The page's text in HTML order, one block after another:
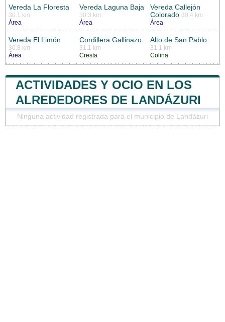
Vereda La Floresta
30.1 km
Área
Vereda Laguna Baja
30.3 km
Área
Vereda Callejón
Colorado 30.4 km
Área
Vereda El Limón
30.8 km
Área
Cordillera Gallinazo
31.1 km
Cresta
Alto de San Pablo
31.1 km
Colina
ACTIVIDADES Y OCIO EN LOS
ALREDEDORES DE LANDÁZURI
Ninguna actividad registrada para el municipio de Landázuri